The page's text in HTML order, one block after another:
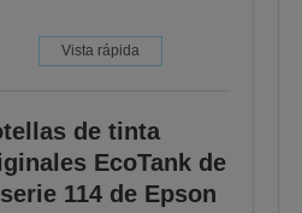
Vista rápida
de tinta
EcoTank de
serie 114 de Epson